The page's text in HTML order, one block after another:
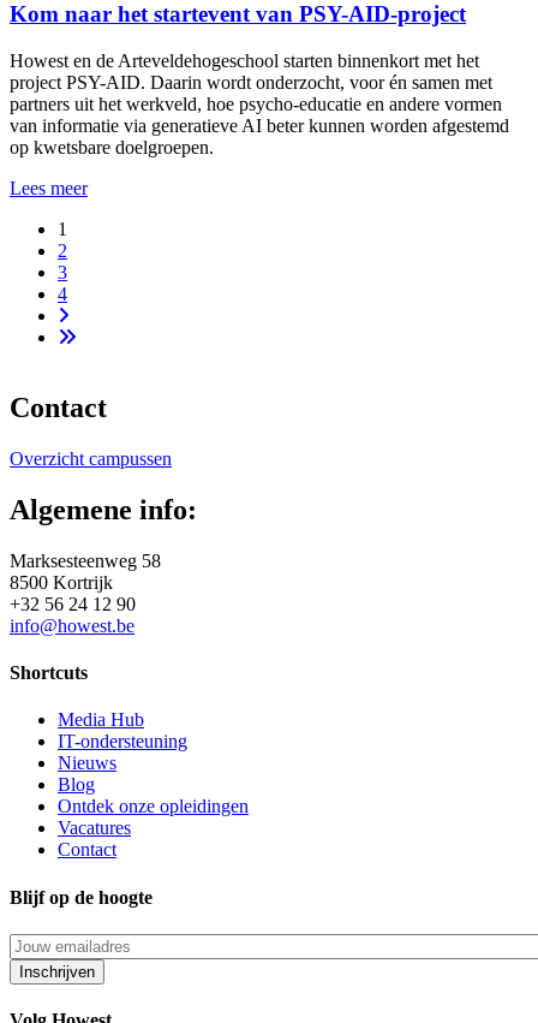
Kom naar het startevent van PSY-AID-project
Howest en de Arteveldehogeschool starten binnenkort met het
project PSY-AID. Daarin wordt onderzocht, voor én samen met
partners uit het werkveld, hoe psycho-educatie en andere vormen
van informatie via generatieve AI beter kunnen worden afgestemd
op kwetsbare doelgroepen.
Lees meer
Paginering
1
2
3
4
pagina
Contact
Overzicht campussen
Algemene info:
Marksesteenweg 58
8500 Kortrijk
+32 56 24 12 90
info@howest.be
Shortcuts
Media Hub
IT-ondersteuning
Nieuws
Blog
Ontdek onze opleidingen
Vacatures
Contact
Blijf op de hoogte